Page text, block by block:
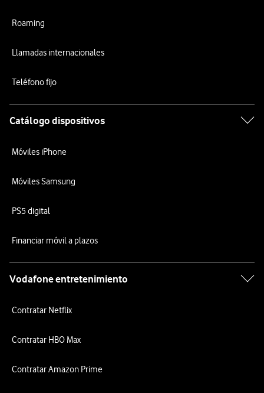
Roaming
Llamadas internacionales
Teléfono fijo
Catálogo dispositivos
Móviles iPhone
Móviles Samsung
PS5 digital
Financiar móvil a plazos
Vodafone entretenimiento
Contratar Netflix
Contratar HBO Max
Contratar Amazon Prime